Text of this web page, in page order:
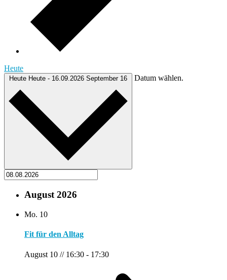
Heute
Heute Heute - 16.09.2026 September 16 Datum wählen.
August 2026
Mo. 10
Fit für den Alltag
August 10 // 16:30 - 17:30